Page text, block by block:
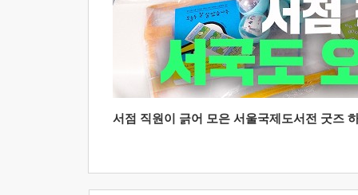
서점 직원이 긁어 모은 서울국제도서전 굿즈